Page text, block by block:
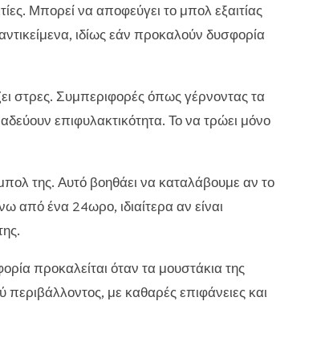
Μπορεί να αποφεύγει το μπολ εξαιτίας
ιδίως εάν προκαλούν δυσφορία
στρες. Συμπεριφορές όπως γέρνοντας τα
επιφυλακτικότητα. Το να τρώει μόνο
της. Αυτό βοηθάει να καταλάβουμε αν το
από ένα 24ωρο, ιδιαίτερα αν είναι
προκαλείται όταν τα μουστάκια της
με καθαρές επιφάνειες και